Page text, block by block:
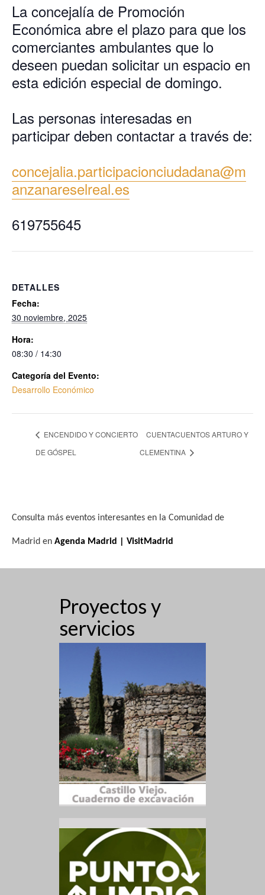
La concejalía de Promoción
Económica abre el plazo para que los
comerciantes ambulantes que lo
deseen puedan solicitar un espacio en
esta edición especial de domingo.
Las personas interesadas en
participar deben contactar a través de:
concejalia.participacionciudadana@m
anzanareselreal.es
619755645
DETALLES
Fecha:
30 noviembre, 2025
Hora:
08:30 / 14:30
Categoría del Evento:
Desarrollo Económico
ENCENDIDO Y CONCIERTO
DE GÓSPEL
CUENTACUENTOS ARTURO Y
CLEMENTINA
Consulta más eventos interesantes en la Comunidad de
Madrid en Agenda Madrid | VisitMadrid
Proyectos y
servicios